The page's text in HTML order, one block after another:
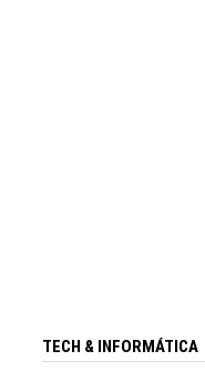
TECH & INFORMÁTICA